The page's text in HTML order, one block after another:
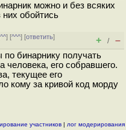
можно и без всяких
них обойтись
^^] [^^^] [ответить]
+ / –
бинарнику получать
его собравшего.
текущее его
кому за кривой код морду
участников | лог модерирования